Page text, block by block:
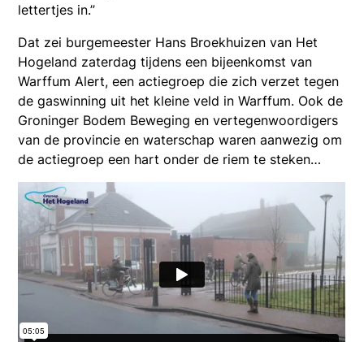
lettertjes in.”
Dat zei burgemeester Hans Broekhuizen van Het
Hogeland zaterdag tijdens een bijeenkomst van
Warffum Alert, een actiegroep die zich verzet tegen
de gaswinning uit het kleine veld in Warffum. Ook de
Groninger Bodem Beweging en vertegenwoordigers
van de provincie en waterschap waren aanwezig om
de actiegroep een hart onder de riem te steken…